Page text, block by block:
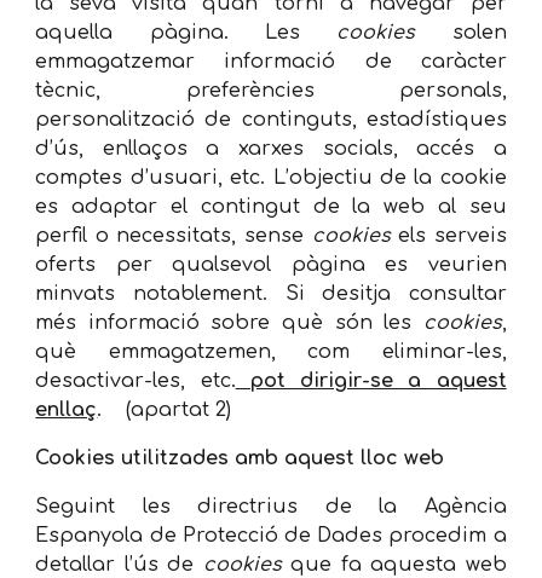
aquella pàgina. Les cookiessolen
emmagatzemar informació de caràcter
tècnic, preferències personals,
personalització de continguts, estadístiques
d’ús, enllaços a xarxes socials, accés a
comptes d’usuari, etc. L’objectiu de la cookie
es adaptar el contingut de la web al seu
perfil o necessitats, sense cookiesels serveis
oferts per qualsevol pàgina es veurien
minvats notablement. Si desitja consultar
més informació sobre què són les
cookies,
què emmagatzemen, com eliminar-les,
desactivar-les, etc. pot dirigir-se a aquest
enllaç. (apartat 2)
Cookies utilitzades amb aquest lloc web
Seguint les directrius de la Agència
Espanyola de Protecció de Dades procedim a
detallar l’ús de
cookiesque fa aquesta web